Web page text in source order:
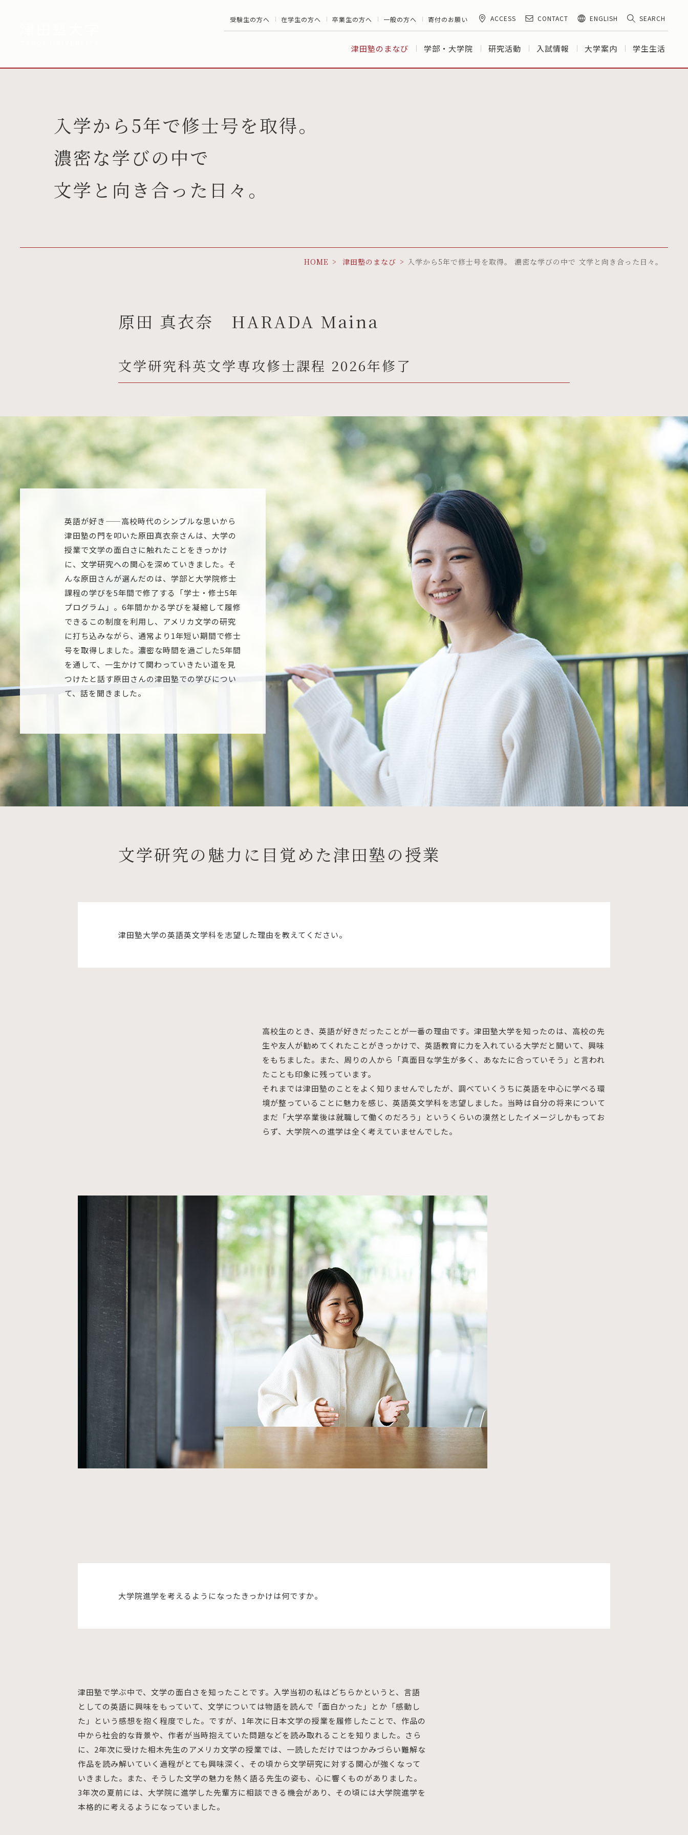
受験生の方へ 在学生の方へ 卒業生の方へ 一般の方へ 寄付のお願い ACCESS CONTACT ENGLISH SEARCH
津田塾のまなび 学部・大学院 研究活動 入試情報 大学案内 学生生活
入学から5年で修士号を取得。
濃密な学びの中で
文学と向き合った日々。
HOME 津田塾のまなび 入学から5年で修士号を取得。 濃密な学びの中で 文学と向き合った日々。
原田 真衣奈 HARADA Maina
文学研究科英文学専攻修士課程 2026年修了
英語が好き——高校時代のシンプルな思いから
津田塾の門を叩いた原田真衣奈さんは、大学の
授業で文学の面白さに触れたことをきっかけ
に、文学研究への関心を深めていきました。そ
んな原田さんが選んだのは、学部と大学院修士
課程の学びを5年間で修了する「学士・修士5年
プログラム」。6年間かかる学びを凝縮して履修
できるこの制度を利用し、アメリカ文学の研究
に打ち込みながら、通常より1年短い期間で修士
号を取得しました。濃密な時間を過ごした5年間
を通して、一生かけて関わっていきたい道を見
つけたと話す原田さんの津田塾での学びについ
て、話を聞きました。
文学研究の魅力に目覚めた津田塾の授業
津田塾大学の英語英文学科を志望した理由を教えてください。
高校生のとき、英語が好きだったことが一番の理由です。津田塾大学を知ったのは、高校の先
生や友人が勧めてくれたことがきっかけで、英語教育に力を入れている大学だと聞いて、興味
をもちました。また、周りの人から「真面目な学生が多く、あなたに合っていそう」と言われ
たことも印象に残っています。
それまでは津田塾のことをよく知りませんでしたが、調べていくうちに英語を中心に学べる環
境が整っていることに魅力を感じ、英語英文学科を志望しました。当時は自分の将来について
まだ「大学卒業後は就職して働くのだろう」というくらいの漠然としたイメージしかもってお
らず、大学院への進学は全く考えていませんでした。
大学院進学を考えるようになったきっかけは何ですか。
津田塾で学ぶ中で、文学の面白さを知ったことです。入学当初の私はどちらかというと、言語
としての英語に興味をもっていて、文学については物語を読んで「面白かった」とか「感動し
た」という感想を抱く程度でした。ですが、1年次に日本文学の授業を履修したことで、作品の
中から社会的な背景や、作者が当時抱えていた問題などを読み取れることを知りました。さら
に、2年次に受けた相木先生のアメリカ文学の授業では、一読しただけではつかみづらい難解な
作品を読み解いていく過程がとても興味深く、その頃から文学研究に対する関心が強くなって
いきました。また、そうした文学の魅力を熱く語る先生の姿も、心に響くものがありました。
3年次の夏前には、大学院に進学した先輩方に相談できる機会があり、その頃には大学院進学を
本格的に考えるようになっていました。